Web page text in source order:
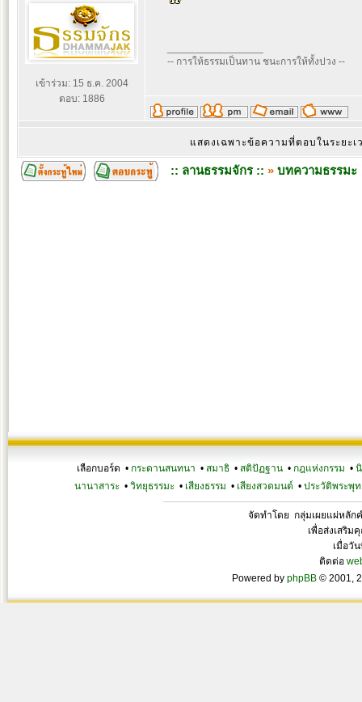
เข้าร่วม: 15 ธ.ค. 2004
ตอบ: 1886
-- การให้ธรรมเป็นทาน ชนะการให้ทั้งปวง --
แสดงเฉพาะข้อความที่ตอบในระยะ
:: ลานธรรมจักร :: » บทความธรรมะ
เลือกบอร์ด • กระดานสนทนา • สมาธิ • สติปัฏฐาน • กฎแห่งกรรม •
นานาสาระ• วิทยุธรรมะ• เสียงธรรม • เสียงสวดมนต์ • ประวัติพระพุท
จัดทำโดย กลุ่มเผยแผ่หลัก
เพื่อส่งเสริม
เมื่อวั
ติดต่อ
Powered by phpBB © 2001,